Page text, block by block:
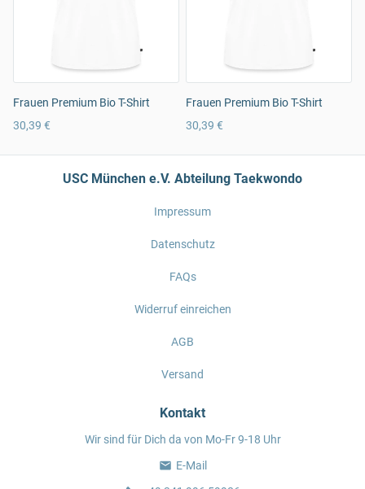
Frauen Premium Bio T-Shirt
30,39 €
Frauen Premium Bio T-Shirt
30,39 €
USC München e.V. Abteilung Taekwondo
Impressum
Datenschutz
FAQs
Widerruf einreichen
AGB
Versand
Kontakt
Wir sind für Dich da von Mo-Fr 9-18 Uhr
E-Mail